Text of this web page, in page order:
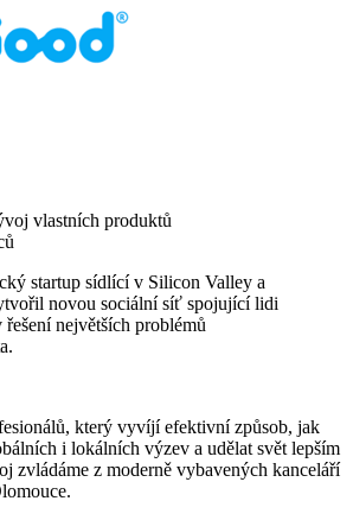
vlastních produktů
startup sídlící v Silicon Valley a
novou sociální síť spojující lidi
řešení největších problémů
který vyvíjí efektivní způsob, jak
i lokálních výzev a udělat svět lepším
zvládáme z moderně vybavených kanceláří